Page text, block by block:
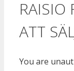
RAISIO
ATT
You are